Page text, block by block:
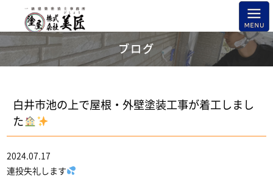
ブログ
白井市池の上で屋根・外壁塗装工事が着工しまし
た
2024.07.17
連投失礼します